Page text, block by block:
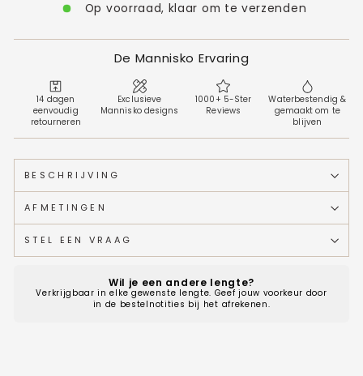
Op voorraad, klaar om te verzenden
De Mannisko Ervaring
14 dagen
eenvoudig
retourneren
Exclusieve
Mannisko designs
1000+ 5-Ster
Reviews
Waterbestendig &
gemaakt om te
blijven
BESCHRIJVING
AFMETINGEN
STEL EEN VRAAG
Wil je een andere lengte?
Verkrijgbaar in elke gewenste lengte. Geef jouw voorkeur door
in de bestelnotities bij het afrekenen.